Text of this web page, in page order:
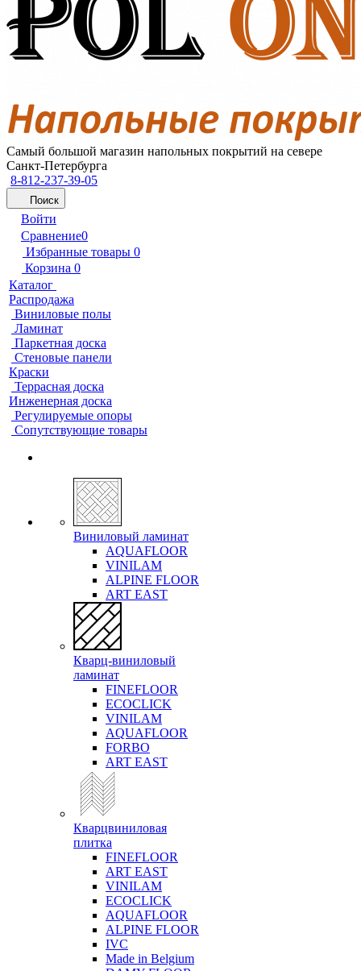
Самый большой магазин напольных покрытий на севере
Санкт-Петербурга
8-812-237-39-05
Поиск
Войти
Сравнение0
Избранные товары 0
Корзина 0
Каталог
Распродажа
Виниловые полы
Ламинат
Паркетная доска
Стеновые панели
Краски
Террасная доска
Инженерная доска
Регулируемые опоры
Сопутствующие товары
Виниловый ламинат
AQUAFLOOR
VINILAM
ALPINE FLOOR
ART EAST
Кварц-виниловый
ламинат
FINEFLOOR
ECOCLICK
VINILAM
AQUAFLOOR
FORBO
ART EAST
Кварцвиниловая
плитка
FINEFLOOR
ART EAST
VINILAM
ECOCLICK
AQUAFLOOR
ALPINE FLOOR
IVC
Made in Belgium